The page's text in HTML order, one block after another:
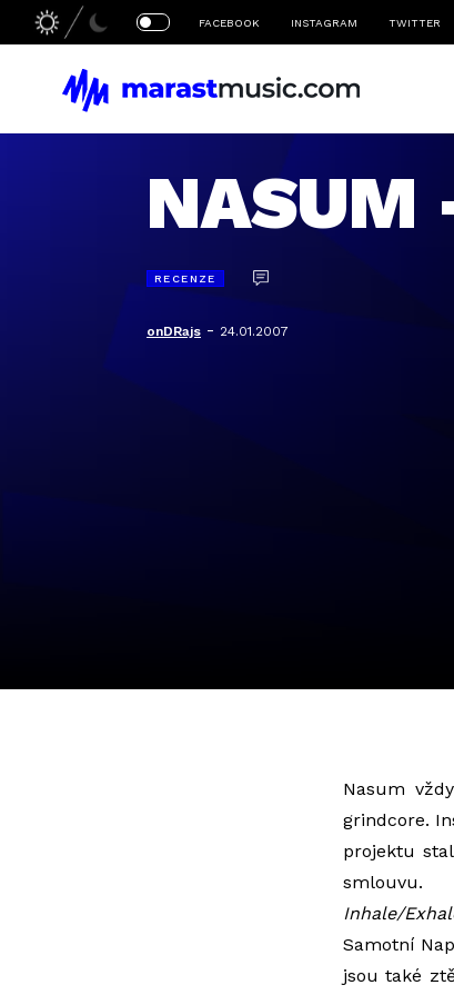
FACEBOOK INSTAGRAM TWITTER
RECENZE
onDRajs - 24.01.2007
Nasum
grindcore.
projektu
smlouvu.
Inhale/
Samotní
jsou také